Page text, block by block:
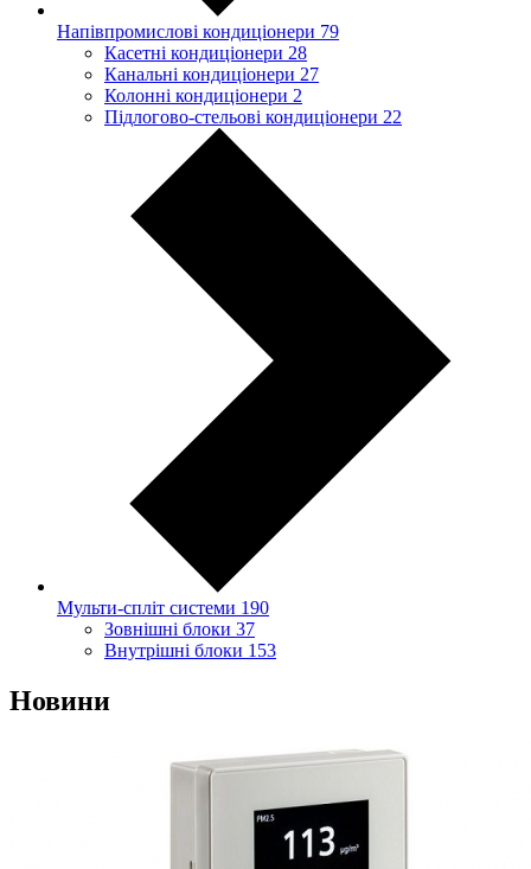
Напівпромислові кондиціонери 79
Касетні кондиціонери 28
Канальні кондиціонери 27
Колонні кондиціонери 2
Підлогово-стельові кондиціонери 22
Мульти-спліт системи 190
Зовнішні блоки 37
Внутрішні блоки 153
Новини